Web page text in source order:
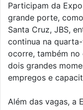
Participam da
grande porte,
Santa Cruz, JBS,
continua na
ocorre, também no
dois grandes
empregos e
Além das vagas, a